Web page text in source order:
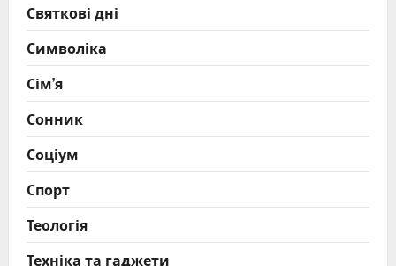
Святкові дні
Символіка
Сім’я
Сонник
Соціум
Спорт
Теологія
Техніка та гаджети